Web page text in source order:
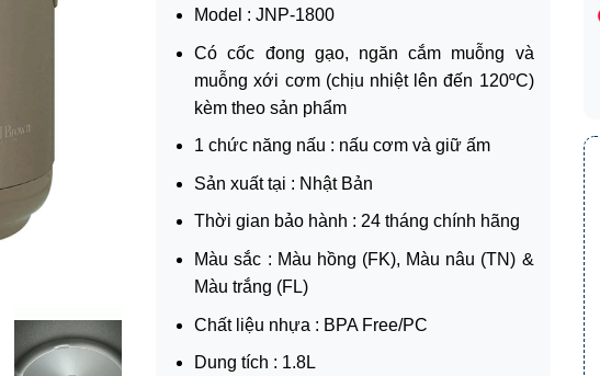
Model : JNP-1800
Có cốc đong gạo, ngăn cắm muỗng và
muỗng xới cơm (chịu nhiệt lên đến 120ºC)
kèm theo sản phẩm
1 chức năng nấu : nấu cơm và giữ ấm
Sản xuất tại : Nhật Bản
Thời gian bảo hành : 24 tháng chính hãng
Màu sắc : Màu hồng (FK), Màu nâu (TN) &
Màu trắng (FL)
Chất liệu nhựa : BPA Free/PC
Dung tích : 1.8L